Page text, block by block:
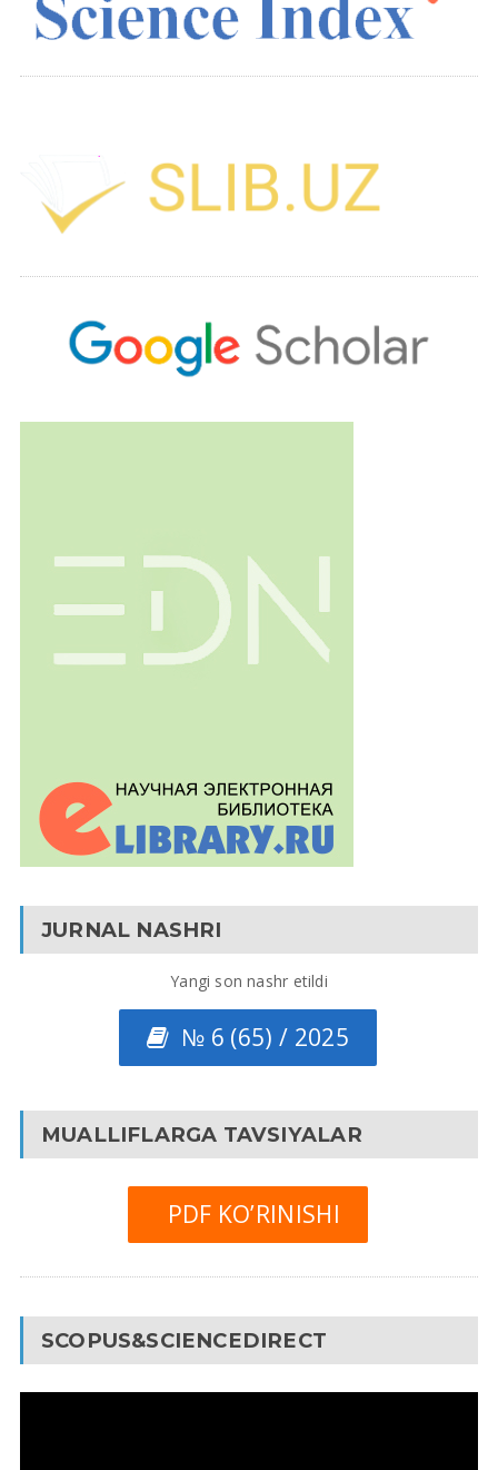
JURNAL NASHRI
Yangi son nashr etildi
№ 6 (65) / 2025
MUALLIFLARGA TAVSIYALAR
PDF KO’RINISHI
SCOPUS&SCIENCEDIRECT